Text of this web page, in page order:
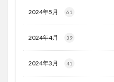
2024年5月 61
2024年4月 39
2024年3月 41